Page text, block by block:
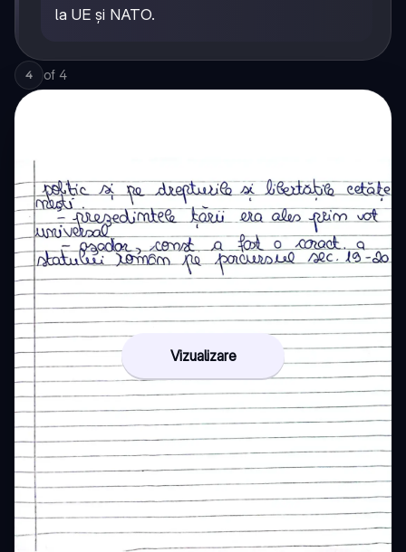
la UE și NATO.
4 of 4
Vizualizare